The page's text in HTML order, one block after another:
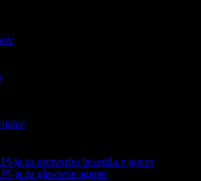
ja za pretvorbo besedila v govor
ja za glasovne agente